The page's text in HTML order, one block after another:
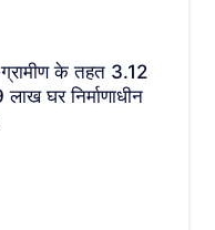
के तहत 3.12
घर निर्माणाधीन